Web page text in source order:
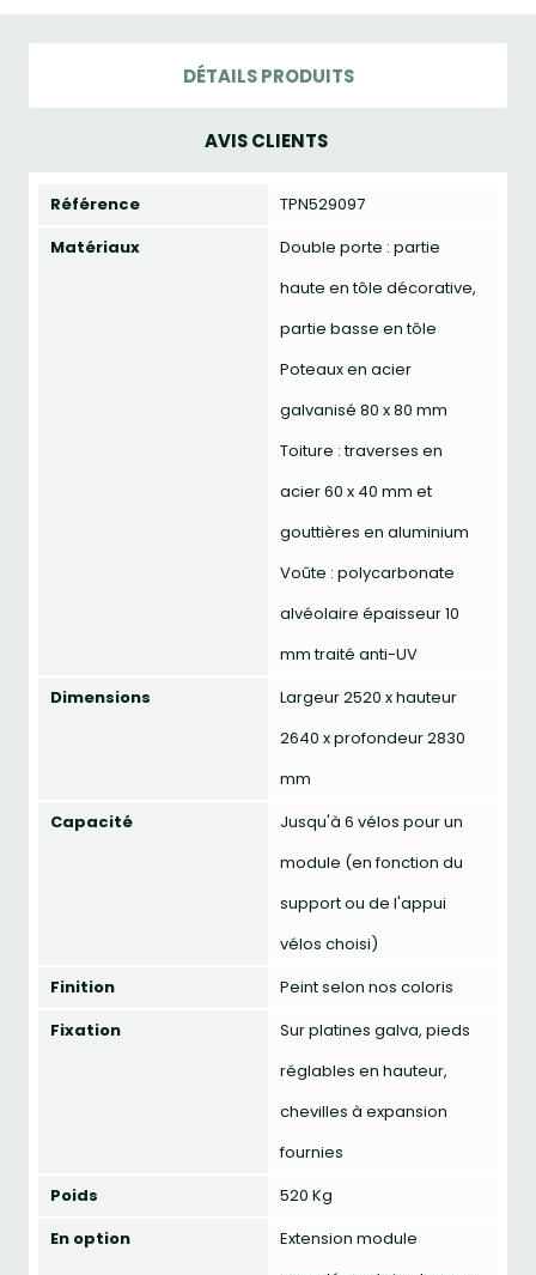
DÉTAILS PRODUITS
AVIS CLIENTS
Référence
TPN529097
Matériaux
Double porte : partie
haute en tôle décorative,
partie basse en tôle
Poteaux en acier
galvanisé 80 x 80 mm
Toiture : traverses en
acier 60 x 40 mm et
gouttières en aluminium
Voûte : polycarbonate
alvéolaire épaisseur 10
mm traité anti-UV
Dimensions
Largeur 2520 x hauteur
2640 x profondeur 2830
mm
Capacité
Jusqu'à 6 vélos pour un
module (en fonction du
support ou de l'appui
vélos choisi)
Finition
Peint selon nos coloris
Fixation
Sur platines galva, pieds
réglables en hauteur,
chevilles à expansion
fournies
Poids
520 Kg
En option
Extension module